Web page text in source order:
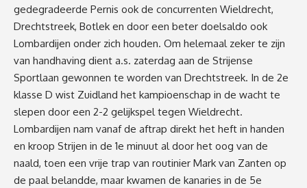
gedegradeerde Pernis ook de concurrenten Wieldrecht,
Drechtstreek, Botlek en door een beter doelsaldo ook
Lombardijen onder zich houden. Om helemaal zeker te zijn
van handhaving dient a.s. zaterdag aan de Strijense
Sportlaan gewonnen te worden van Drechtstreek. In de 2e
klasse D wist Zuidland het kampioenschap in de wacht te
slepen door een 2-2 gelijkspel tegen Wieldrecht.
Lombardijen nam vanaf de aftrap direkt het heft in handen
en kroop Strijen in de 1e minuut al door het oog van de
naald, toen een vrije trap van routinier Mark van Zanten op
de paal belandde, maar kwamen de kanaries in de 5e